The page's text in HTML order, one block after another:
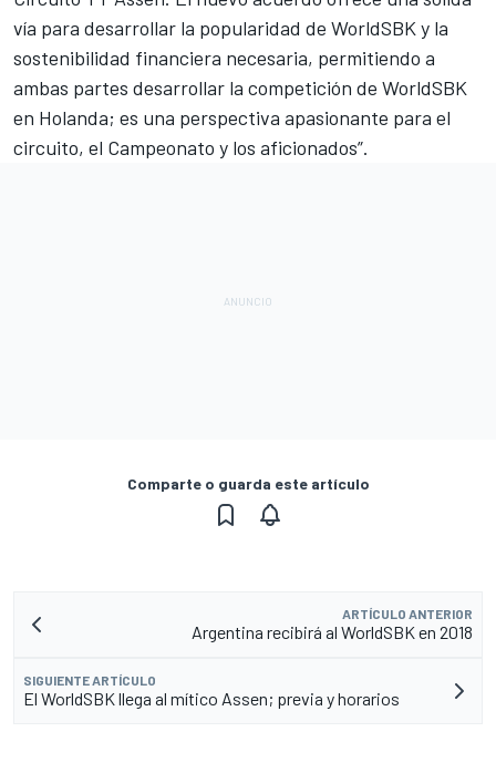
vía para desarrollar la popularidad de WorldSBK y la
sostenibilidad financiera necesaria, permitiendo a
ambas partes desarrollar la competición de WorldSBK
en Holanda; es una perspectiva apasionante para el
circuito, el Campeonato y los aficionados”.
Comparte o guarda este artículo
ARTÍCULO ANTERIOR
Argentina recibirá al WorldSBK en 2018
SIGUIENTE ARTÍCULO
El WorldSBK llega al mítico Assen; previa y horarios